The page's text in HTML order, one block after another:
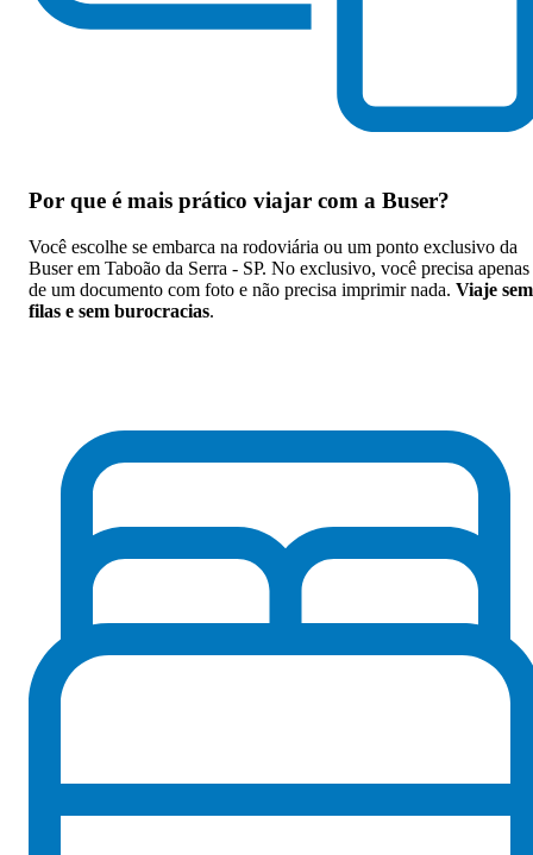
Por que é mais prático viajar com a Buser?
Você escolhe se embarca na rodoviária ou um ponto exclusivo da
Buser em Taboão da Serra - SP. No exclusivo, você precisa apenas
de um documento com foto e não precisa imprimir nada. Viaje sem
filas e sem burocracias.